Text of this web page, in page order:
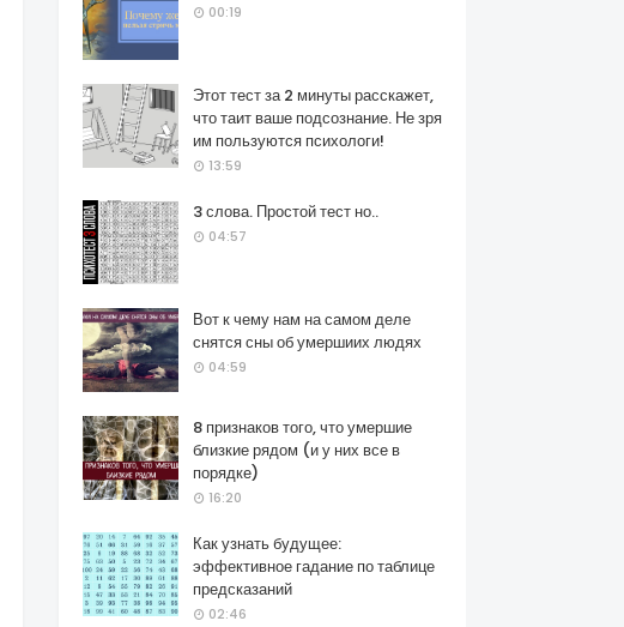
00:19
Этот тест за 2 минуты расскажет,
что таит ваше подсознание. Не зря
им пользуются психологи!
13:59
3 слова. Простой тест но..
04:57
Вот к чему нам на самом деле
снятся сны об умершиих людях
04:59
8 признаков того, что умершие
близкие рядом (и у них все в
порядке)
16:20
Как узнать будущее:
эффективное гадание по таблице
предсказаний
02:46